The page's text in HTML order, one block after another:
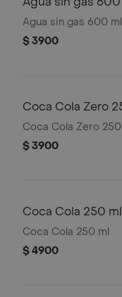
Agua sin gas 600 ml
$ 3900
Coca Cola Zero
Coca Cola Zero
$ 3900
Coca Cola 250 ml
Coca Cola 250 ml
$ 4900